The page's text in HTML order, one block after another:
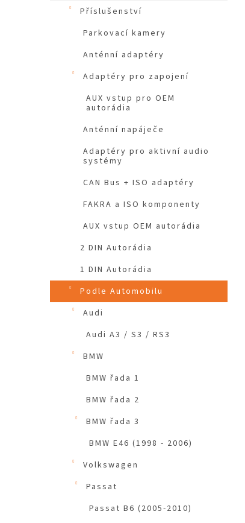
Příslušenství
Parkovací kamery
Anténní adaptéry
Adaptéry pro zapojení
AUX vstup pro OEM
autorádia
Anténní napáječe
Adaptéry pro aktivní audio
systémy
CAN Bus + ISO adaptéry
FAKRA a ISO komponenty
AUX vstup OEM autorádia
2 DIN Autorádia
1 DIN Autorádia
Podle Automobilu
Audi
Audi A3 / S3 / RS3
BMW
BMW řada 1
BMW řada 2
BMW řada 3
BMW E46 (1998 - 2006)
Volkswagen
Passat
Passat B6 (2005-2010)